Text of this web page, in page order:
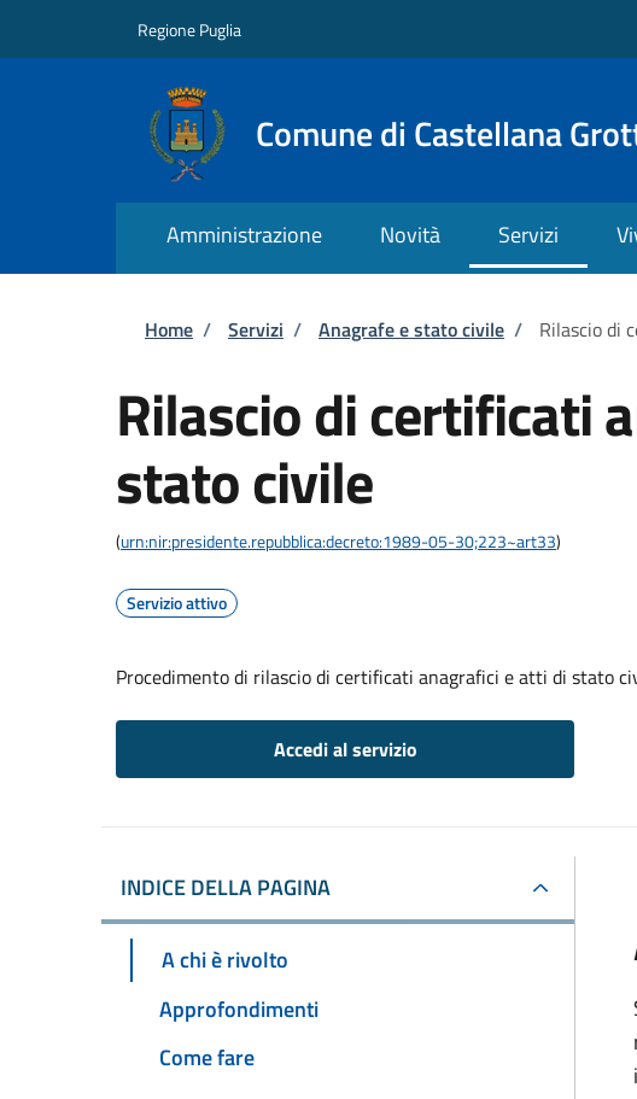
Regione Puglia
Comune di Castellana
Amministrazione Novità Servizi
Briciole di pane
Home / Servizi / Anagrafe e stato civile / Rilascio di
Rilascio di certificati
stato civile
(urn:nir:presidente.repubblica:decreto:1989-05-30;223~art33)
Servizio attivo
Procedimento di rilascio di certificati anagrafici e atti di stato
Accedi al servizio
INDICE DELLA PAGINA
A chi è rivolto
Approfondimenti
Come fare